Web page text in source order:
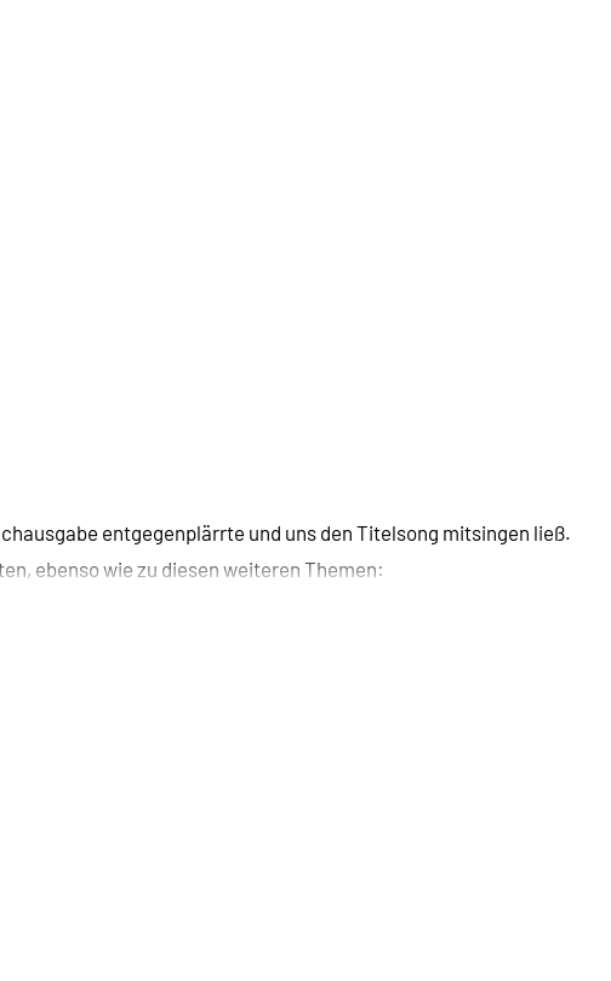
entgegenplärrte und uns den Titelsong mitsingen ließ.
ebenso wie zu diesen weiteren Themen: